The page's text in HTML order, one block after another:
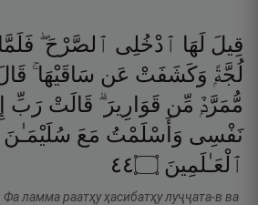
قِيلَ لَهَا ٱدْخُلِى ٱلصَّرْحَ ۖ فَلَمَّا
لُجَّةًۭ وَكَشَفَتْ عَن سَاقَيْهَا ۚ
مُّمَرَّدٌۭ مِّن قَوَارِيرَ ۗ قَالَتْ رَبِّ
نَفْسِى وَأَسْلَمْتُ مَعَ سُلَيْمَـٰنَ
ٱلْعَـٰلَمِينَ ۝٤٤
ламма раатҳу ҳасибатҳу луҷҷата-в ва